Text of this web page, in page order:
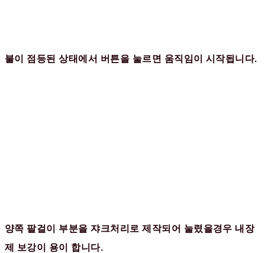
불이 점등된 상태에서 버튼을 눌르면 움직임이 시작됩니다.
양쪽 팔걸이 부분을 쟈크처리로 제작되어 눌렸을경우 내장
제 보강이 용이 합니다.